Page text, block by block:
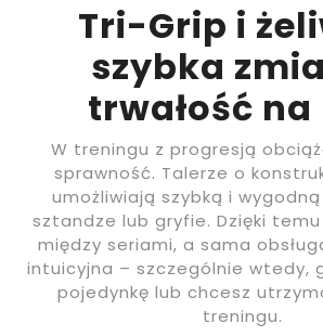
Tri-Grip i
szybka
trwałość
W treningu z progresją
sprawność. Talerze o
umożliwiają szybką i
sztandze lub gryfie. Dzięki
między seriami, a sama
intuicyjna – szczególnie wtedy,
pojedynkę lub chcesz
treningu.